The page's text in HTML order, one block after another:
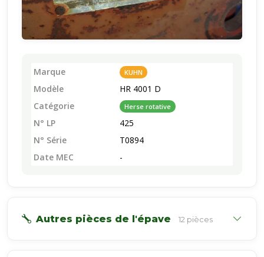
Marque KUHN
Modèle
HR 4001 D
Catégorie
Herse rotative
N° LP
425
N° Série
T0894
Date MEC
-
Autres pièces de l'épave 12 pièces